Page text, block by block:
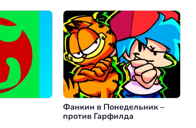
Фанкин в Понедельник –
против Гарфилда